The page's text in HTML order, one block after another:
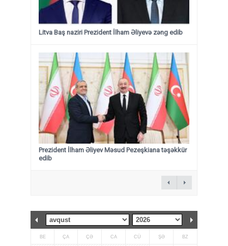
Litva Baş naziri Prezident İlham Əliyevə zəng edib
Prezident İlham Əliyev Məsud Pezeşkiana təşəkkür
edib
BE ÇA ÇƏ CA CÜ ŞƏ BZ